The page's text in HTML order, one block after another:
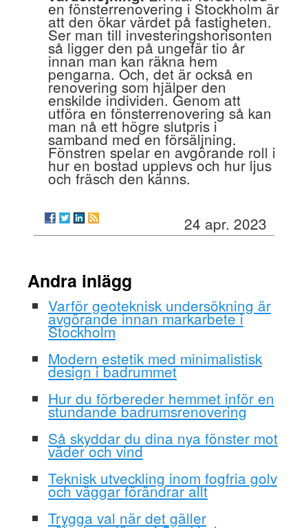
en fönsterrenovering i Stockholm är
att den ökar värdet på fastigheten.
Ser man till investeringshorisonten
så ligger den på ungefär tio år
innan man kan räkna hem
pengarna. Och, det är också en
renovering som hjälper den
enskilde individen. Genom att
utföra en fönsterrenovering så kan
man nå ett högre slutpris i
samband med en försäljning.
Fönstren spelar en avgörande roll i
hur en bostad upplevs och hur ljus
och fräsch den känns.
24 apr. 2023
Andra inlägg
Varför geoteknisk undersökning är
avgörande innan markarbete i
Stockholm
Modern estetik med minimalistisk
design i badrummet
Hur du förbereder hemmet inför en
stundande badrumsrenovering
Så skyddar du dina nya fönster mot
väder och vind
Teknisk utveckling inom fogfria golv
och väggar förändrar allt
Trygga val när det gäller